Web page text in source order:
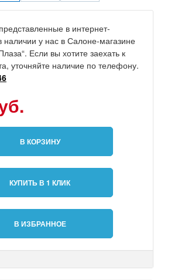
в интернет-
наличии у нас в Салоне-магазине
Если вы хотите заехать к
уточняйте наличие по телефону.
В КОРЗИНУ
КУПИТЬ В 1 КЛИК
В ИЗБРАННОЕ